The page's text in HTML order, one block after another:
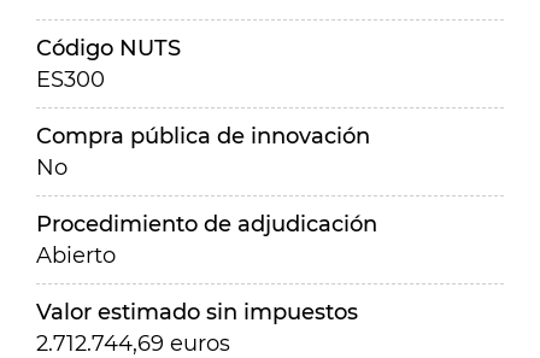
Código NUTS
ES300
Compra pública de innovación
No
Procedimiento de adjudicación
Abierto
Valor estimado sin impuestos
2.712.744,69 euros